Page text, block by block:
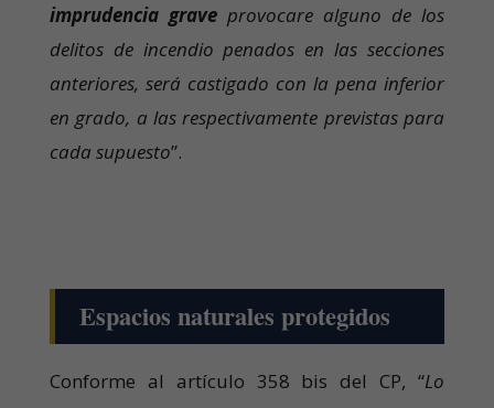
imprudencia graveprovocare alguno de los
delitos de incendio penados en las secciones
anteriores, será castigado con la pena inferior
en grado, a las respectivamente previstas para
cada supuesto”.
Espacios naturales protegidos
Conforme al artículo 358 bis del CP, “Lo